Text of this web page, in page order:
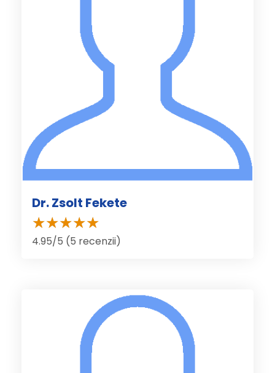
Dr. Zsolt Fekete
4.95/5 (5 recenzii)